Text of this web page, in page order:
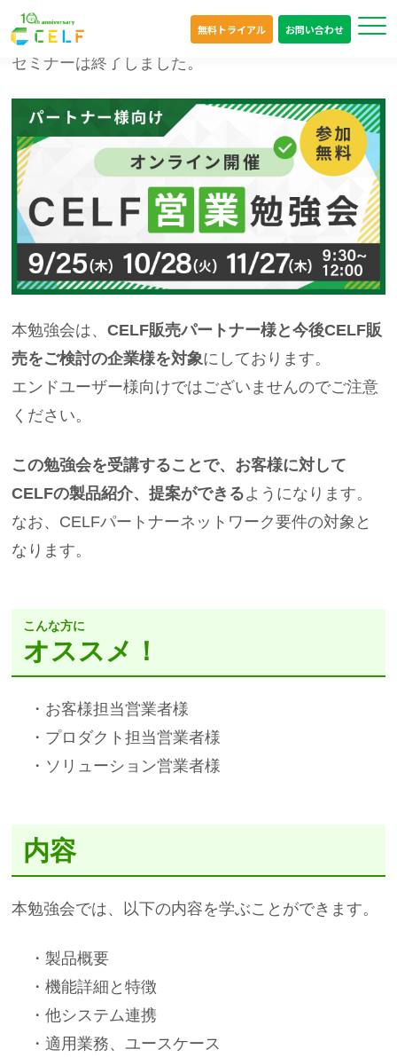
無料トライアル お問い合わせ
オンライン
セミナーは終了しました。
本勉強会は、CELF販売パートナー様と今後CELF販
売をご検討の企業様を対象にしております。
エンドユーザー様向けではございませんのでご注意
ください。
この勉強会を受講することで、お客様に対して
CELFの製品紹介、提案ができるようになります。
なお、CELFパートナーネットワーク要件の対象と
なります。
こんな方に
オススメ！
・お客様担当営業者様
・プロダクト担当営業者様
・ソリューション営業者様
内容
本勉強会では、以下の内容を学ぶことができます。
・製品概要
・機能詳細と特徴
・他システム連携
・適用業務、ユースケース